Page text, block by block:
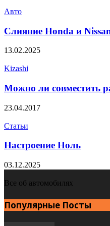
Авто
Слияние Honda и
13.02.2025
Kizashi
Можно ли совместить
23.04.2017
Статьи
Настроение Ноль
03.12.2025
Все об автомобилях
Популярные Посты